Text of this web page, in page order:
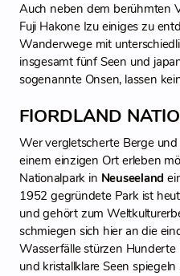
Auch neben dem berühmten
Fuji Hakone Izu einiges zu
Wanderwege mit
insgesamt fünf Seen und
sogenannte Onsen, lassen
FIORDLAND
Wer vergletscherte Berge
einem einzigen Ort erleben
Nationalpark in Neuseeland
1952 gegründete Park ist
und gehört zum
schmiegen sich hier an die
Wasserfälle stürzen
und kristallklare Seen